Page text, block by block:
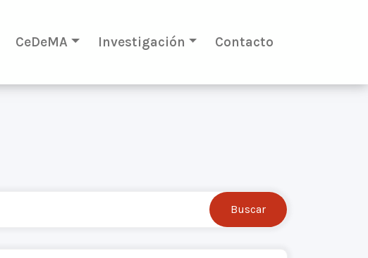
CeDeMA Investigación Contacto